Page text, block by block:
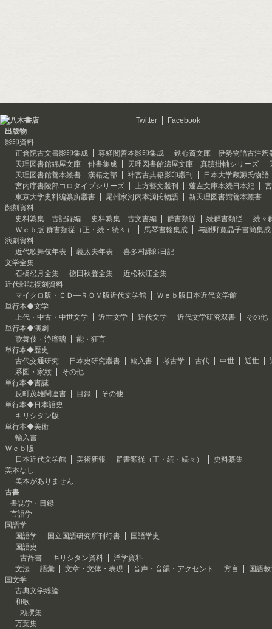
Twitter
Facebook
出版物
影印資料
正倉院古文書影印集成
尊経閣善本影印集成
鉄心斎文庫 伊勢物語古注釈
天理図書館綿屋文庫 俳書集成
天理図書館綿屋文庫 真蹟掛軸シリーズ
天理図書館善本叢書 漢籍之部
神宮古典籍影印叢刊
日本大学蔵源氏物語
宮内庁書陵部コロタイプシリーズ
上方藝文叢刊 蓬左文庫本続日本紀
東京大学史料編纂所叢書
尾州家河内本源氏物語
新天理図書館善本叢書
翻刻資料
史料纂集 古記録編
史料纂集 古文書編 群書類従 続群書類従
続々
Ｗｅｂ版 群書類従（正・続・続々）
馬琴書翰集成
与謝野寛晶子書簡集成
演劇資料
近代歌舞伎年表
義太夫年表
喜多村緑郎日記
文学全集
石橋忍月全集
徳田秋聲全集
近松秋江全集
近代雑誌複刻資料
マイクロ版・ＣＤ―ＲＯＭ版近代文学館
Ｗｅｂ版日本近代文学館
単行本◆文学
上代・中古・中世文学
近世文学 近代文学 近代文学研究双書
その他
単行本◆演劇
歌舞伎・浄瑠璃
能・狂言
単行本◆歴史
古代交通研究
日本史研究叢書 輸入書 考古学 古代 中世 近世
系図・家紋
その他
単行本◆書誌
反町茂雄関連書
目録
その他
単行本◆日本語史
キリシタン版
単行本◆美術
輸入書
Ｗｅｂ版
日本近代文学館
美術新報 群書類従（正・続・続々）
史料纂集
美本なし
美本がありません
古書
書誌学・目録
言語学
国語学
国語学
国立国語研究所刊行書
国語学史
国語史
古辞書
キリシタン資料
洋学資料
文法
語彙 文章・文体・表現 音声・音韻・アクセント 方言
国語
国文学
古典文学総論
和歌
勅撰集
万葉集